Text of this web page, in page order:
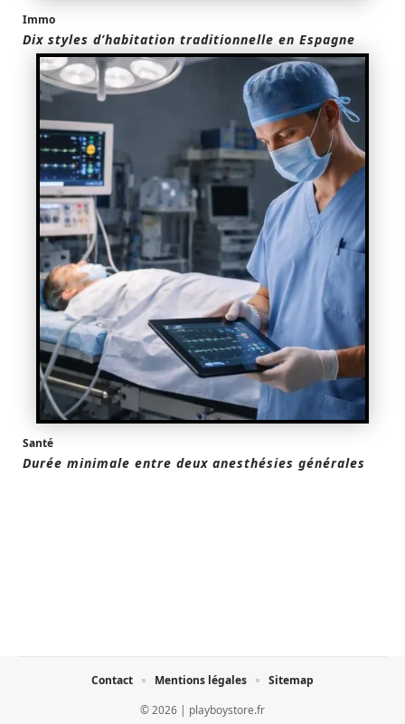
Immo
Dix styles d’habitation traditionnelle en Espagne
Santé
Durée minimale entre deux anesthésies générales
© 2026 | playboystore.fr
Contact Mentions légales Sitemap